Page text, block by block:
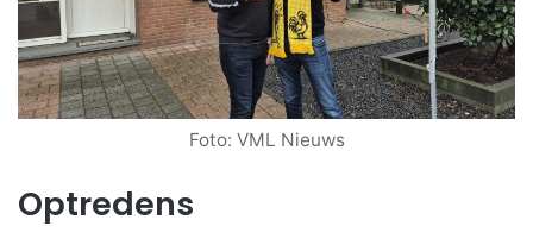
Foto: VML Nieuws
Optredens